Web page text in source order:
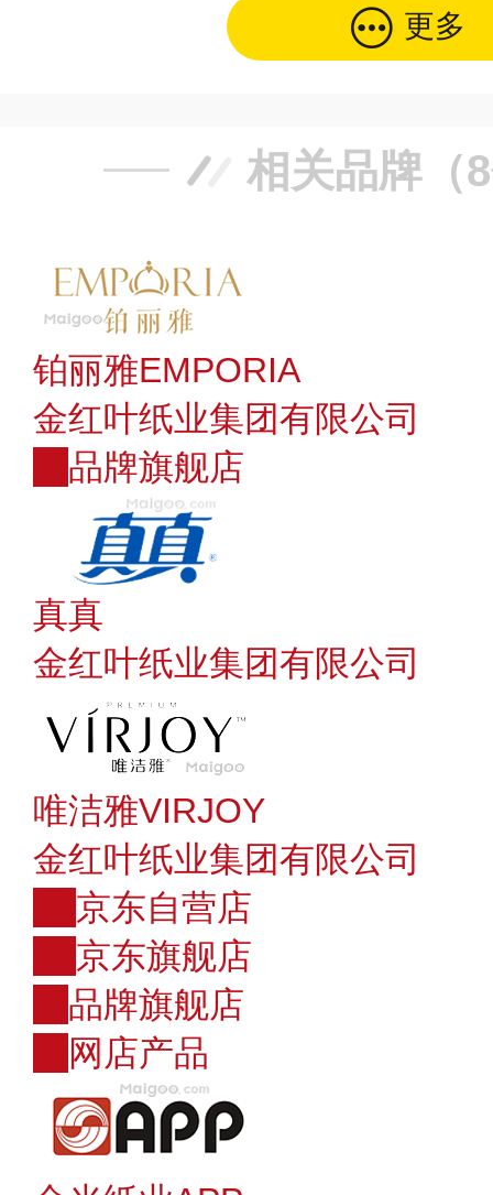
更多
相关品牌（
铂丽雅EMPORIA
金红叶纸业集团有限公司
品牌旗舰店
真真
金红叶纸业集团有限公司
唯洁雅VIRJOY
金红叶纸业集团有限公司
京东自营店
京东旗舰店
品牌旗舰店
网店产品